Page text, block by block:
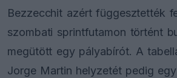
Bezzecchit azért függesztették
szombati sprintfutamon történt
megütött egy pályabírót. A
Jorge Martin helyzetét pedig